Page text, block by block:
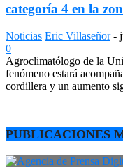
categoría 4 en la
Noticias Eric Villaseñor -
0
Agroclimatólogo de la
fenómeno estará
cordillera y un aumento
—
PUBLICACIONES